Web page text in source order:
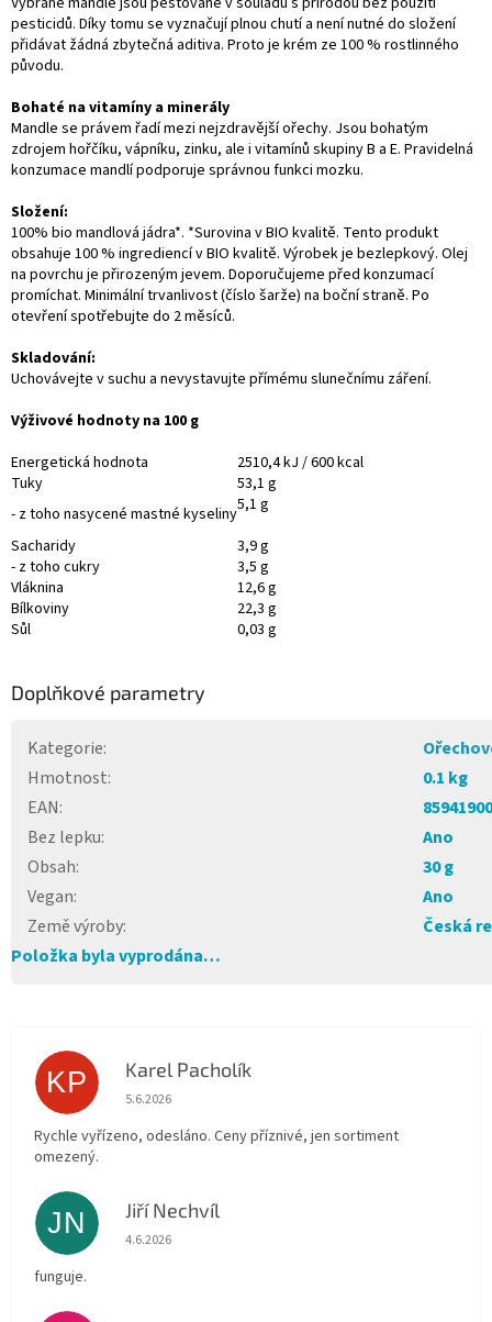
pesticidů. Díky tomu se vyznačují plnou chutí a není nutné do složení
přidávat žádná zbytečná aditiva. Proto je krém ze 100 % rostlinného
původu.
Bohaté na vitamíny a minerály
Mandle se právem řadí mezi nejzdravější ořechy. Jsou bohatým
zdrojem hořčíku, vápníku, zinku, ale i vitamínů skupiny B a E. Pravidelná
konzumace mandlí podporuje správnou funkci mozku.
Složení:
100% bio mandlová jádra*. *Surovina v BIO kvalitě. Tento produkt
obsahuje 100 % ingrediencí v BIO kvalitě. Výrobek je bezlepkový. Olej
na povrchu je přirozeným jevem. Doporučujeme před konzumací
promíchat. Minimální trvanlivost (číslo šarže) na boční straně. Po
otevření spotřebujte do 2 měsíců.
Skladování:
Uchovávejte v suchu a nevystavujte přímému slunečnímu záření.
Výživové hodnoty na 100 g
Energetická hodnota
2510,4 kJ / 600 kcal
Tuky
53,1 g
- z toho nasycené mastné kyseliny5,1 g
Sacharidy
3,9 g
- z toho cukry
3,5 g
Vláknina
12,6 g
Bílkoviny
22,3 g
Sůl
0,03 g
Doplňkové parametry
Kategorie:
Hmotnost:
0.1 kg
EAN:
Bez lepku:
Ano
Obsah:
30 g
Vegan:
Ano
Země výroby:
Česká
Položka byla vyprodána…
KP Karel Pacholík
Hodnocení obchodu je 4 z 5 hvězdiček.
5.6.2026
Rychle vyřízeno, odesláno. Ceny příznivé, jen sortiment
omezený.
JN Jiří Nechvíl
Hodnocení obchodu je 5 z 5 hvězdiček.
4.6.2026
funguje.